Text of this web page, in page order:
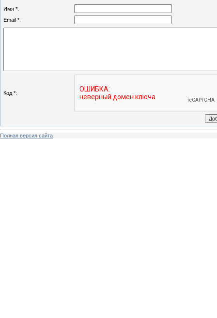
Имя *:
Email *:
Код *:
Полная версия сайта